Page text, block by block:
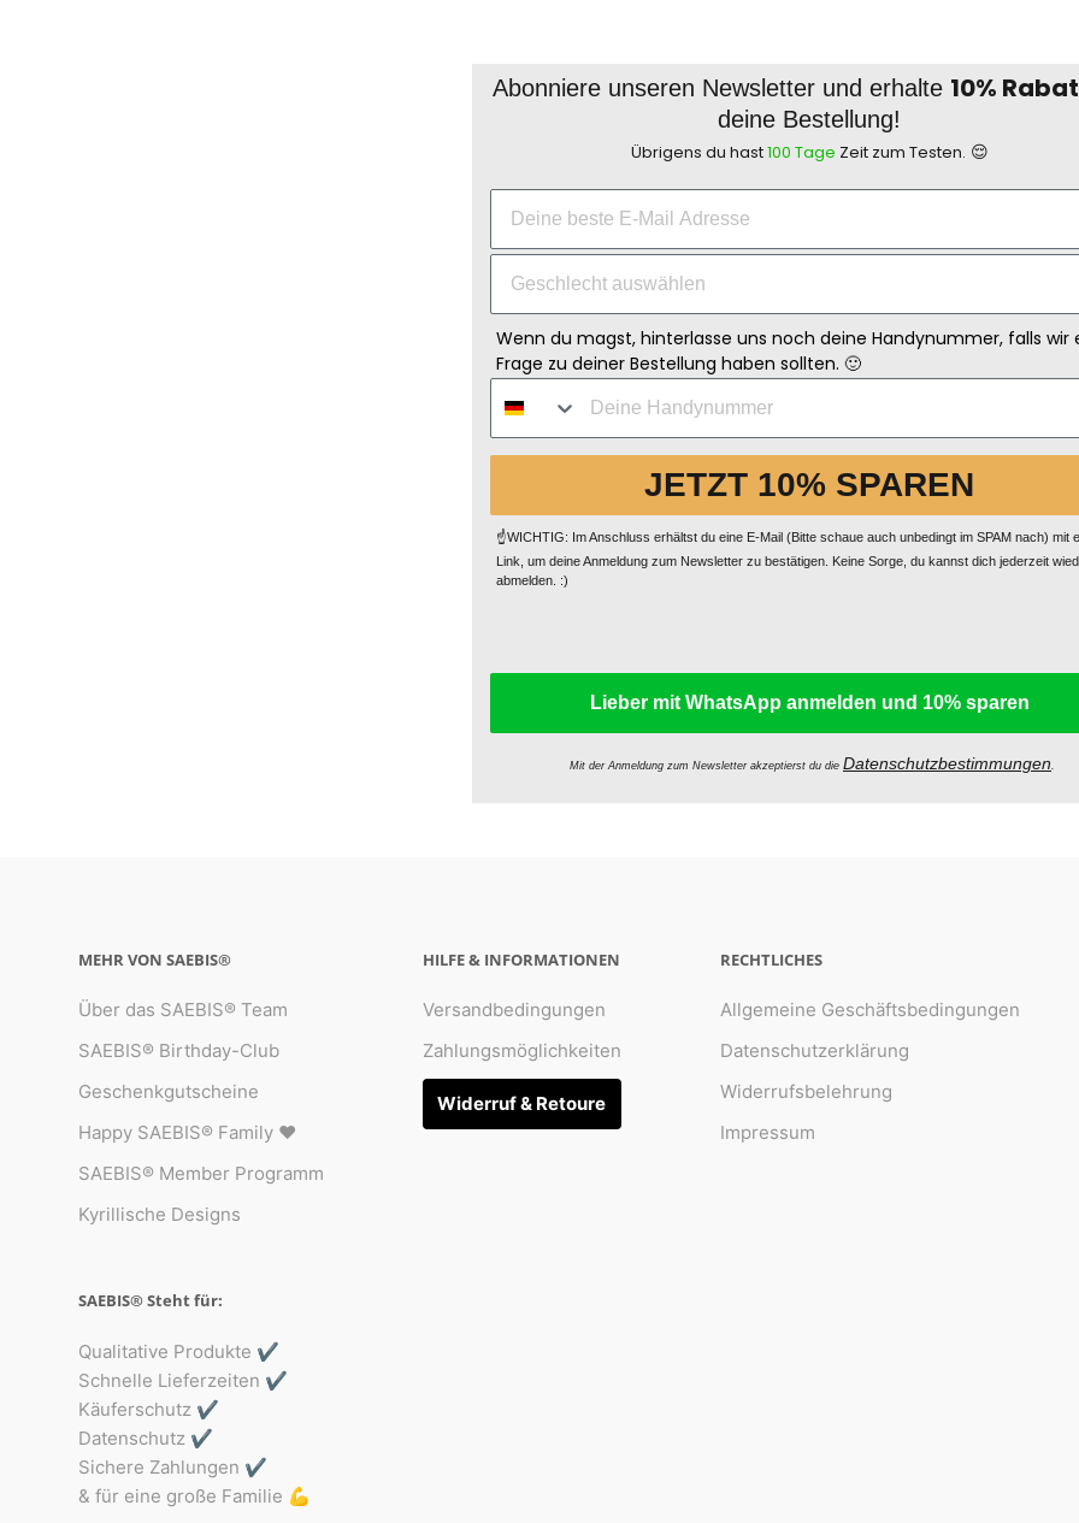
Abonniere unseren Newsletter und erhalte 10%
deine Bestellung!
Übrigens du hast100 Tage Zeit zum Testen. 😌
Wenn du magst, hinterlasse uns noch deine Handynummer, falls wir
Frage zu deiner Bestellung haben sollten. 🙂
JETZT 10% SPAREN
☝️WICHTIG: Im Anschluss erhältst du eine E-Mail (Bitte schaue auch unbedingt im SPAM nach) mit
Link, um deine Anmeldung zum Newsletter zu bestätigen. Keine Sorge, du kannst dich jederzeit
abmelden. :)
Lieber mit WhatsApp anmelden und 10% sparen
Mit der Anmeldung zum Newsletter akzeptierst du die Datenschutzbestimmungen.
MEHR VON SAEBIS®
Über das SAEBIS® Team
SAEBIS® Birthday-Club
Geschenkgutscheine
Happy SAEBIS® Family ♥︎
SAEBIS® Member Programm
Kyrillische Designs
HILFE & INFORMATIONEN
Versandbedingungen
Zahlungsmöglichkeiten
Widerruf & Retoure
RECHTLICHES
Allgemeine Geschäftsbedingungen
Datenschutzerklärung
Widerrufsbelehrung
Impressum
SAEBIS® Steht für:
Qualitative Produkte ✔️
Schnelle Lieferzeiten ✔️
Käuferschutz ✔️
Datenschutz ✔️
Sichere Zahlungen ✔️
& für eine große Familie 💪